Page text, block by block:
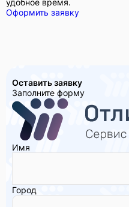
Оформить заявку
Оставить заявку
Заполните форму
Имя
Город